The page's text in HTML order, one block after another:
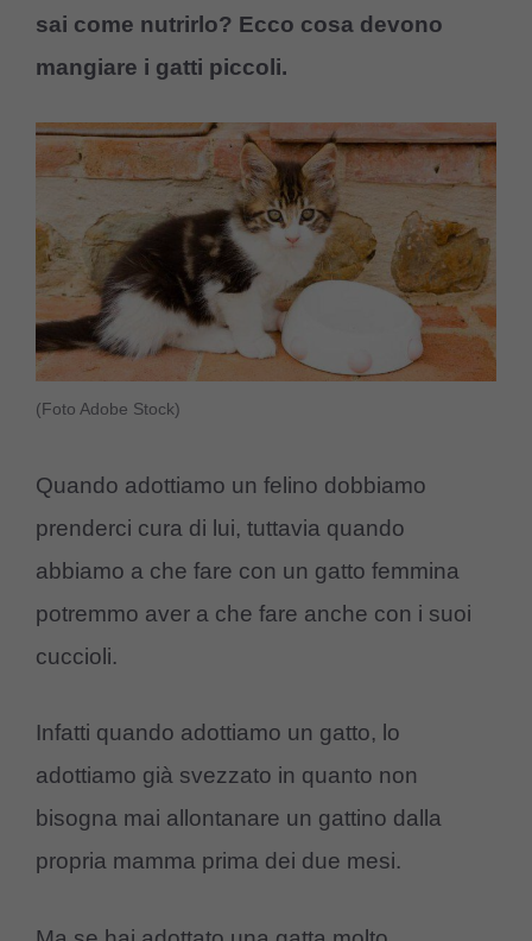
sai come nutrirlo? Ecco cosa devono
mangiare i gatti piccoli.
(Foto Adobe Stock)
Quando adottiamo un felino dobbiamo
prenderci cura di lui, tuttavia quando
abbiamo a che fare con un gatto femmina
potremmo aver a che fare anche con i suoi
cuccioli.
Infatti quando adottiamo un gatto, lo
adottiamo già svezzato in quanto non
bisogna mai allontanare un gattino dalla
propria mamma prima dei due mesi.